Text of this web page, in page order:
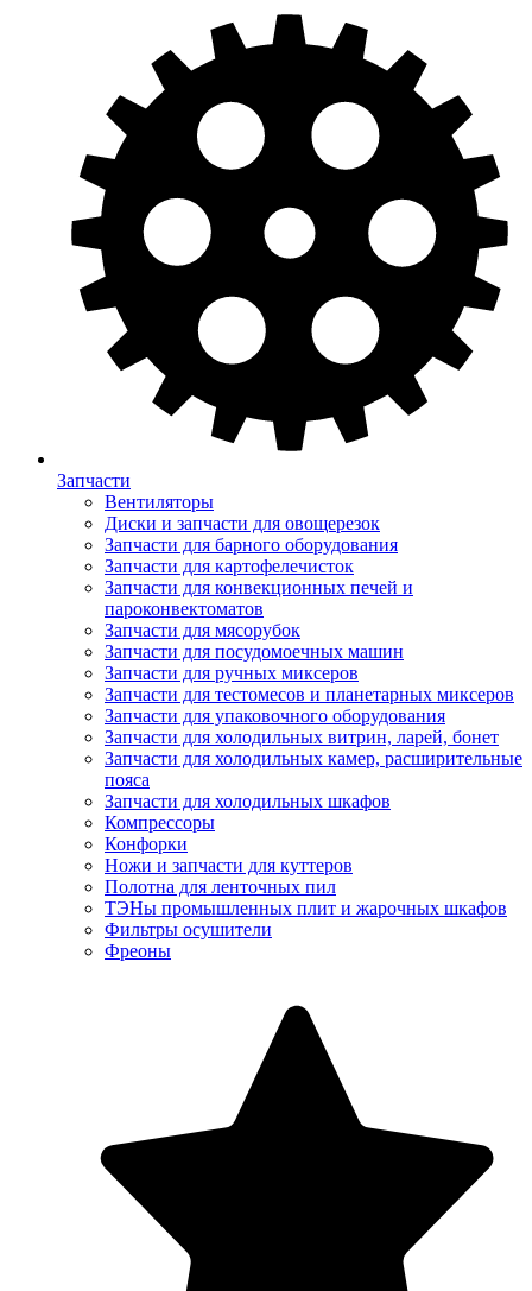
Запчасти
Вентиляторы
Диски и запчасти для овощерезок
Запчасти для барного оборудования
Запчасти для картофелечисток
Запчасти для конвекционных печей и
пароконвектоматов
Запчасти для мясорубок
Запчасти для посудомоечных машин
Запчасти для ручных миксеров
Запчасти для тестомесов и планетарных миксеров
Запчасти для упаковочного оборудования
Запчасти для холодильных витрин, ларей, бонет
Запчасти для холодильных камер, расширительные
пояса
Запчасти для холодильных шкафов
Компрессоры
Конфорки
Ножи и запчасти для куттеров
Полотна для ленточных пил
ТЭНы промышленных плит и жарочных шкафов
Фильтры осушители
Фреоны